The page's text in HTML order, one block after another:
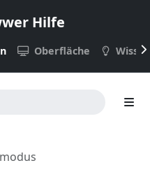
Hilfe
Oberfläche